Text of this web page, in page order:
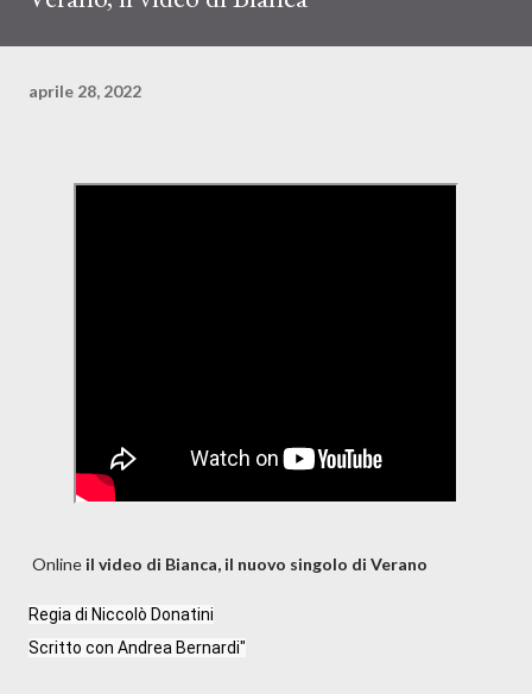
aprile 28, 2022
Online il video di Bianca, il nuovo singolo di Verano
Regia di Niccolò Donatini
Scritto con Andrea Bernardi"